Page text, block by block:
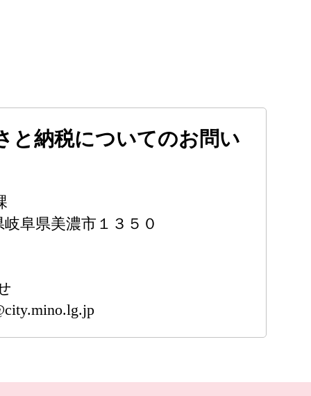
納税についてのお問い
阜県美濃市１３５０